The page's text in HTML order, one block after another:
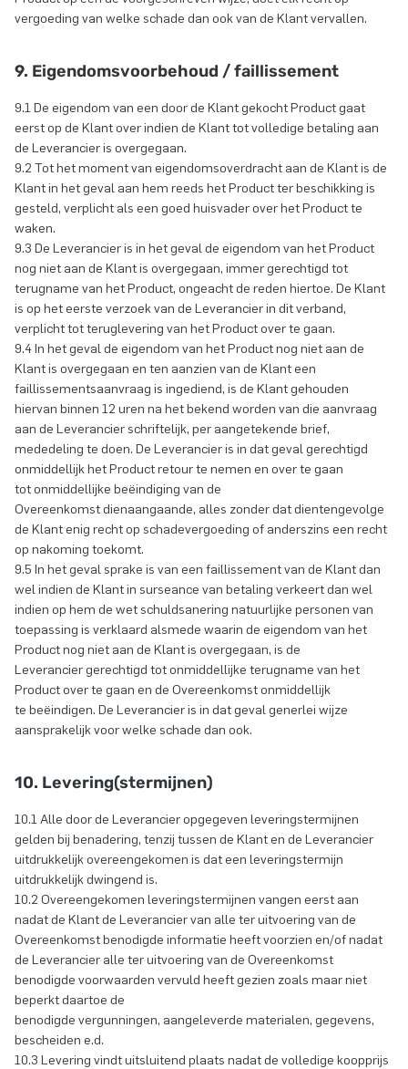
vergoeding van welke schade dan ook van de Klant vervallen.
9. Eigendomsvoorbehoud / faillissement
9.1 De eigendom van een door de Klant gekocht Product gaat
eerst op de Klant over indien de Klant tot volledige betaling aan
de Leverancier is overgegaan.
9.2 Tot het moment van eigendomsoverdracht aan de Klant is de
Klant in het geval aan hem reeds het Product ter beschikking is
gesteld, verplicht als een goed huisvader over het Product te
waken.
9.3 De Leverancier is in het geval de eigendom van het Product
nog niet aan de Klant is overgegaan, immer gerechtigd tot
terugname van het Product, ongeacht de reden hiertoe. De Klant
is op het eerste verzoek van de Leverancier in dit verband,
verplicht tot teruglevering van het Product over te gaan.
9.4 In het geval de eigendom van het Product nog niet aan de
Klant is overgegaan en ten aanzien van de Klant een
faillissementsaanvraag is ingediend, is de Klant gehouden
hiervan binnen 12 uren na het bekend worden van die aanvraag
aan de Leverancier schriftelijk, per aangetekende brief,
mededeling te doen. De Leverancier is in dat geval gerechtigd
onmiddellijk het Product retour te nemen en over te gaan
tot onmiddellijke beëindiging van de
Overeenkomst dienaangaande, alles zonder dat dientengevolge
de Klant enig recht op schadevergoeding of anderszins een recht
op nakoming toekomt.
9.5 In het geval sprake is van een faillissement van de Klant dan
wel indien de Klant in surseance van betaling verkeert dan wel
indien op hem de wet schuldsanering natuurlijke personen van
toepassing is verklaard alsmede waarin de eigendom van het
Product nog niet aan de Klant is overgegaan, is de
Leverancier gerechtigd tot onmiddellijke terugname van het
Product over te gaan en de Overeenkomst onmiddellijk
te beëindigen. De Leverancier is in dat geval generlei wijze
aansprakelijk voor welke schade dan ook.
10. Levering(stermijnen)
10.1 Alle door de Leverancier opgegeven leveringstermijnen
gelden bij benadering, tenzij tussen de Klant en de Leverancier
uitdrukkelijk overeengekomen is dat een leveringstermijn
uitdrukkelijk dwingend is.
10.2 Overeengekomen leveringstermijnen vangen eerst aan
nadat de Klant de Leverancier van alle ter uitvoering van de
Overeenkomst benodigde informatie heeft voorzien en/of nadat
de Leverancier alle ter uitvoering van de Overeenkomst
benodigde voorwaarden vervuld heeft gezien zoals maar niet
beperkt daartoe de
benodigde vergunningen, aangeleverde materialen, gegevens,
bescheiden e.d.
10.3 Levering vindt uitsluitend plaats nadat de volledige koopprijs